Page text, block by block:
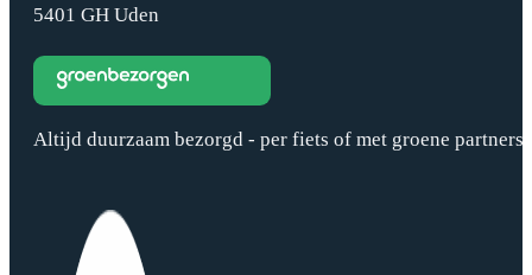
5401 GH Uden
Altijd duurzaam bezorgd - per fiets of met groene partners